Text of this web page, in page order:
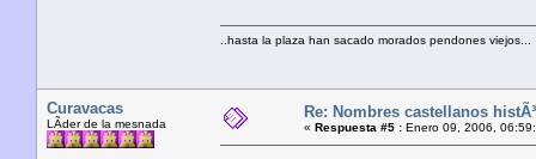
..hasta la plaza han sacado morados pendones viejos...
Curavacas
LÃ­der de la mesnada
Re: Nombres castellanos
« Respuesta #5 : Enero 09, 2006,